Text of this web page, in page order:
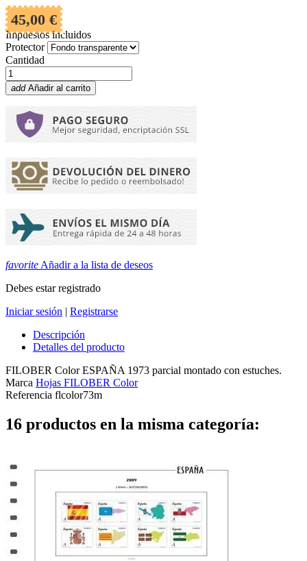
45,00 €
Impuestos incluidos
Protector
Cantidad
add Añadir al carrito
favorite Añadir a la lista de deseos
Debes estar registrado
Iniciar sesión | Registrarse
Descripción
Detalles del producto
FILOBER Color ESPAÑA 1973 parcial montado con estuches.
Marca Hojas FILOBER Color
Referencia flcolor73m
16 productos en la misma categoría: